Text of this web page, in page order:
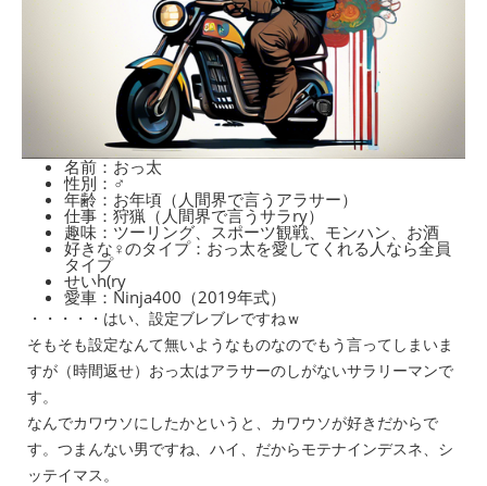
名前：おっ太
性別：♂
年齢：お年頃（人間界で言うアラサー）
仕事：狩猟（人間界で言うサラry）
趣味：ツーリング、スポーツ観戦、モンハン、お酒
好きな♀のタイプ：おっ太を愛してくれる人なら全員
タイプ
せいh(ry
愛車：Ninja400 （2019年式）
・・・・・はい、設定ブレブレですねｗ
そもそも設定なんて無いようなものなのでもう言ってしまいま
すが（時間返せ）おっ太はアラサーのしがないサラリーマンで
す。
なんでカワウソにしたかというと、カワウソが好きだからで
す。つまんない男ですね、ハイ、だからモテナインデスネ、シ
ッテイマス。